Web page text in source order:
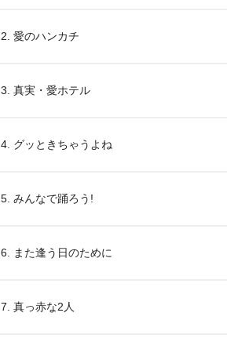
2. 愛のハンカチ
3. 真実・愛ホテル
4. グッときちゃうよね
5. みんなで踊ろう!
6. また逢う日のために
7. 真っ赤な2人